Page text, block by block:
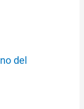
del